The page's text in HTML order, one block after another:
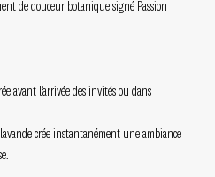
de douceur botanique signé Passion
avant l’arrivée des invités ou dans
crée instantanément une ambiance